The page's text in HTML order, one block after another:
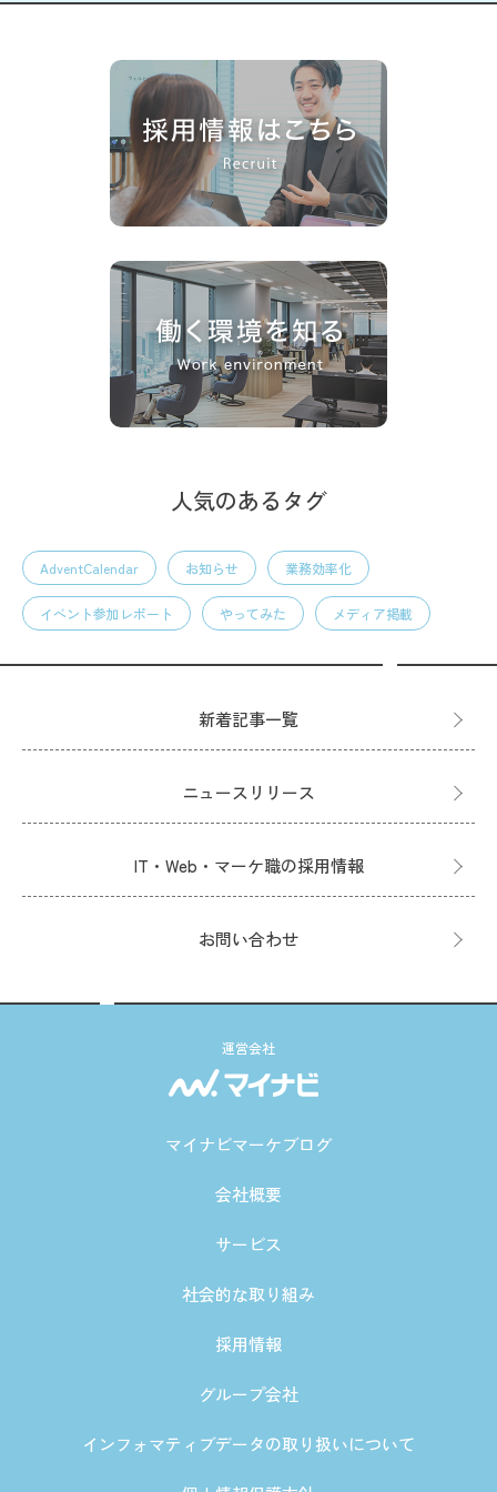
人気のあるタグ
AdventCalendar お知らせ 業務効率化
イベント参加レポート やってみた メディア掲載
新着記事一覧
ニュースリリース
IT・Web・マーケ職の採用情報
お問い合わせ
運営会社
マイナビマーケブログ
会社概要
サービス
社会的な取り組み
採用情報
グループ会社
インフォマティブデータの取り扱いについて